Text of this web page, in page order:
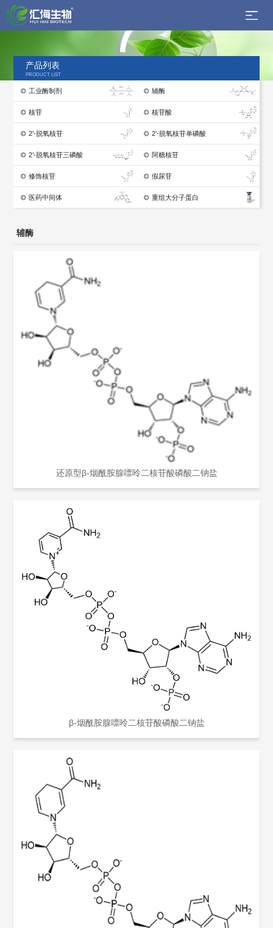
产品列表
PRODUCT LIST
工业酶制剂 辅酶
核苷 核苷酸
2’-脱氧核苷 2’-脱氧核苷单磷酸
2’-脱氧核苷三磷酸 阿糖核苷
修饰核苷 假尿苷
医药中间体 重组大分子蛋白
辅酶
还原型β-烟酰胺腺嘌呤二核苷酸磷酸二钠盐
β-烟酰胺腺嘌呤二核苷酸磷酸二钠盐